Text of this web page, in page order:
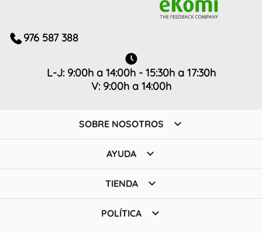
976 587 388
L-J: 9:00h a 14:00h - 15:30h a 17:30h
V: 9:00h a 14:00h
SOBRE NOSOTROS 
AYUDA 
TIENDA 
POLÍTICA 